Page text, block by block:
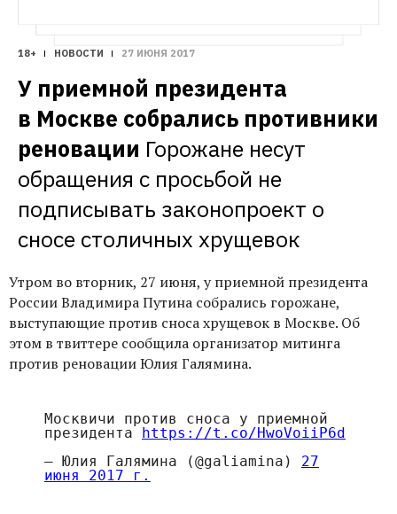
18+ НОВОСТИ 27 ИЮНЯ 2017
У приемной президента
в Москве собрались противники
реновации Горожане несут
обращения с просьбой не
подписывать законопроект о
сносе столичных хрущевок
Утром во вторник, 27 июня, у приемной президента
России Владимира Путина собрались горожане,
выступающие против сноса хрущевок в Москве. Об
этом в твиттере сообщила организатор митинга
против реновации Юлия Галямина.
Москвичи против сноса у приемной
президента https://t.co/HwoVoiiP6d
— Юлия Галямина (@galiamina) 27
июня 2017 г.